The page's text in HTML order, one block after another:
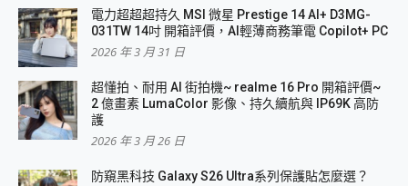
電力超超超持久 MSI 微星 Prestige 14 AI+ D3MG-
031TW 14吋 開箱評價，AI輕薄商務筆電 Copilot+ PC
2026 年 3 月 31 日
超懂拍、耐用 AI 街拍機~ realme 16 Pro 開箱評價~
2 億畫素 LumaColor 影像、持久續航與 IP69K 高防
護
2026 年 3 月 26 日
防窺黑科技 Galaxy S26 Ultra系列保護貼怎麼選？